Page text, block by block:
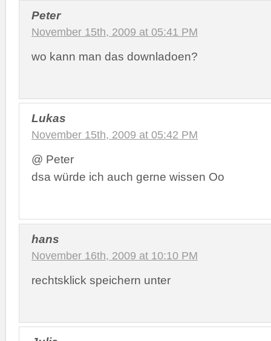
Peter
November 15th, 2009 at 05:41 PM
wo kann man das downladoen?
Lukas
November 15th, 2009 at 05:42 PM
@ Peter
dsa würde ich auch gerne wissen Oo
hans
November 16th, 2009 at 10:10 PM
rechtsklick speichern unter